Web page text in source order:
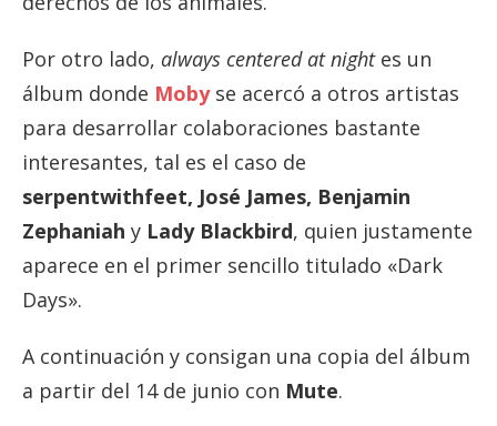
Por otro lado, always centered at nightes un
álbum donde Mobyse acercó a otros artistas
para desarrollar colaboraciones bastante
interesantes, tal es el caso de
serpentwithfeet, José James, Benjamin
Zephaniah y Lady Blackbird, quien justamente
aparece en el primer sencillo titulado «Dark
Days».
A continuación y consigan una copia del álbum
a partir del 14 de junio con Mute.